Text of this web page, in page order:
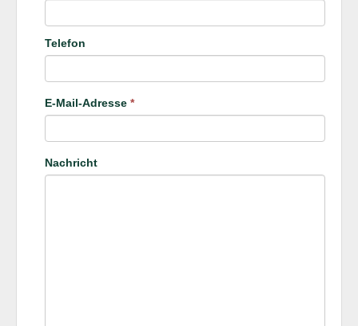
Telefon
E-Mail-Adresse *
Nachricht